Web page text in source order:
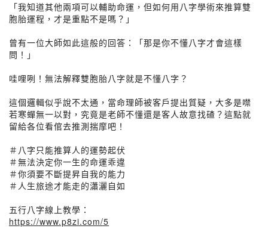
「我知道其他兩項可以輔助命運，但如何用八字學術來推算雙
胞胎運程，才是重點不是嗎？」
曾有一位大師如此這般的回答：「那是你不懂八字才會這樣
問！」
哇哩咧！無法解釋雙胞胎八字就是不懂八字？
這個邏輯似乎說不太通，當命理師被客戶提出質疑，大多是噤
若寒蟬無一以對，究竟是老師不懂還是客人故意找碴？這點就
留給各位看倌去推測揣摩吧！
＃八字只能推算人的運勢起伏
＃無法決定你一生的命運乖違
＃你須要不斷提昇自我的能力
＃人生旅途才能走的瀟灑自如
五行八字線上教學：
https://www.p8zi.com/5